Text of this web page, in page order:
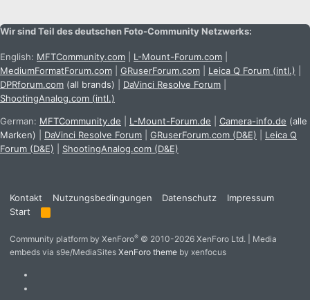
Wir sind Teil des deutschen Foto-Community Netzwerks:
English: MFTCommunity.com L-Mount-Forum.com
MediumFormatForum.com
GRuserForum.com Leica Q Forum (intl.)
DPRforum.com (all brands) DaVinci Resolve Forum
ShootingAnalog.com (intl.)
German: MFTCommunity.de L-Mount-Forum.de Camera-info.de (alle
Marken)
DaVinci Resolve Forum GRuserForum.com (D&E)
Leica Q
Forum (D&E)
ShootingAnalog.com (D&E)
Kontakt Nutzungsbedingungen Datenschutz
Impressum
Start
R
Community platform by XenForo® © 2010-2026 XenForo Ltd.
Media
embeds via s9e/MediaSites XenForo theme by xenfocus